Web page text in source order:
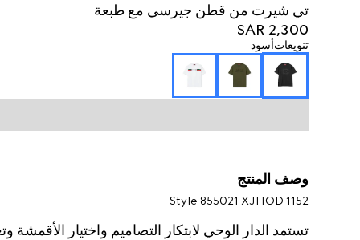
تي شيرت من قطن جيرسي مع طبعة
SAR 2,300
تنويعاتأسود
وصف المنتج
Style ‎855021 XJHOD 1152
تستمد الدار الوحي لابتكار التصاميم واختيار الأقمشة